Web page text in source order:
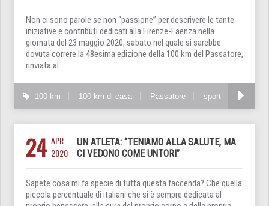
Non ci sono parole se non “passione” per descrivere le tante
iniziative e contributi dedicati alla Firenze-Faenza nella
giornata del 23 maggio 2020, sabato nel quale si sarebbe
dovuta correre la 48esima edizione della 100 km del Passatore,
rinviata al
100 km 100 km di casa Passatore sport
24 APR
2020
UN ATLETA: “TENIAMO ALLA SALUTE, MA
CI VEDONO COME UNTORI”
Sapete cosa mi fa specie di tutta questa faccenda? Che quella
piccola percentuale di italiani che si è sempre dedicata al